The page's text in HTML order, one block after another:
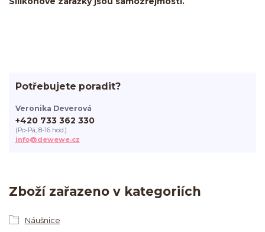
Zboží zařazeno v kategoriích
Náušnice
Potřebujete poradit?
Veronika Deverová
+420 733 362 330
(Po-Pá, 8-16 hod.)
info@dewewe.cz